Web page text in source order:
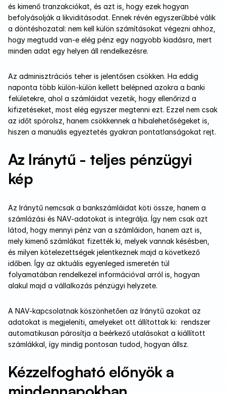
és kimenő tranzakciókat, és azt is, hogy ezek hogyan
befolyásolják a likviditásodat. Ennek révén egyszerűbbé válik
a döntéshozatal: nem kell külön számításokat végezni ahhoz,
hogy megtudd van-e elég pénz egy nagyobb kiadásra, mert
minden adat egy helyen áll rendelkezésre.
Az adminisztrációs teher is jelentősen csökken. Ha eddig
naponta több külön-külön kellett belépned azokra a banki
felületekre, ahol a számláidat vezetik, hogy ellenőrizd a
kifizetéseket, most elég egyszer megtenni ezt. Ezzel nem csak
az időt spórolsz, hanem csökkennek a hibalehetőségeket is,
hiszen a manuális egyeztetés gyakran pontatlanságokat rejt.
Az Iránytű - teljes pénzügyi
kép
Az Iránytű nemcsak a bankszámláidat köti össze, hanem a
számlázási és NAV-adatokat is integrálja. Így nem csak azt
látod, hogy mennyi pénz van a számláidon, hanem azt is,
mely kimenő számlákat fizették ki, melyek vannak késésben,
és milyen kötelezettségek jelentkeznek majd a következő
időben. Így az aktuális egyenleged ismeretén túl
folyamatában rendelkezel információval arról is, hogyan
alakul majd a vállalkozás pénzügyi helyzete.
A NAV-kapcsolatnak köszönhetően az Iránytű azokat az
adatokat is megjeleníti, amelyeket ott állítottak ki:  rendszer
automatikusan párosítja a beérkező utalásokat a kiállított
számlákkal, így mindig pontosan tudod, hogyan állsz.
Kézzelfogható előnyök a